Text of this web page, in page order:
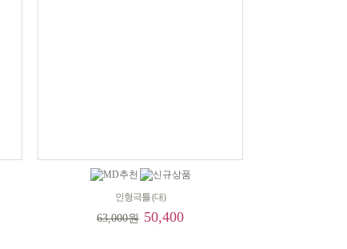
인형극틀 (대)
63,000원 50,400